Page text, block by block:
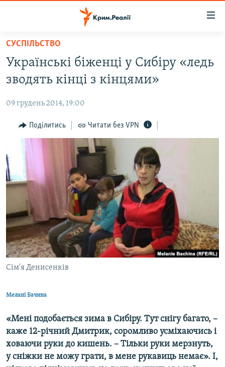
Перейти
основного
матеріалу
до
навігації
Перейти
до
пошуку
ВОДА.КРИМ
ПОЛІТИКА
БЛОГИ
ПОГЛЯД
ІНТЕРВ'Ю
ВСЕ ЗА ДЕНЬ
СПЕЦПРОЕКТИ
ДЕПОРТАЦІЯ
ВІДЕОУРОКИ «ELIFBE»
СВІДЧЕННЯ ОКУПАЦІЇ
УКРАЇНСЬКА ПРОБЛЕМА КРИМУ
ЯК ОБІЙТИ БЛОКУВАННЯ
Русский
Qırımtatar
Усі сайти RFE/RL
СУСПІЛЬСТВО
Українські біженці у Сибіру «ледь
зводять кінці з кінцями»
09 грудень 2014, 19:00
Поділитись Читати без VPN
Сім'я Денисенків
Мелані Бачина
«Мені подобається зима в Сибіру. Тут снігу багато, –
каже 12-річний Дмитрик, соромливо усміхаючись і
ховаючи руки до кишень. – Тільки руки мерзнуть,
усніжки не можу грати, в мене рукавиць немає». І,